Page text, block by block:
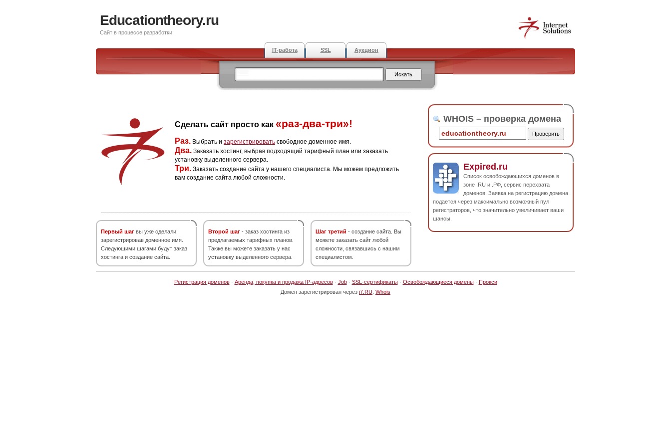
Educationtheory.ru
Сайт в процессе разработки
IT-работа SSL Аукцион
Сделать сайт просто как «раз-два-три»!
Раз. Выбрать и зарегистрировать свободное доменное имя.
Два. Заказать хостинг, выбрав подходящий тарифный план или заказать
установку выделенного сервера.
Три. Заказать создание сайта у нашего специалиста. Мы можем предложить
вам создание сайта любой сложности.
Первый шаг вы уже сделали,
зарегистрировав доменное имя.
Следующими шагами будут заказ
хостинга и создание сайта.
Второй шаг - заказ хостинга из
предлагаемых тарифных планов.
Также вы можете заказать у нас
установку выделенного сервера.
Шаг третий - создание сайта. Вы
можете заказать сайт любой
сложности, связавшись с нашим
специалистом.
WHOIS – проверка домена
Expired.ru
Список освобождающихся доменов в
зоне .RU и .РФ, сервис перехвата
доменов. Заявка на регистрацию домена
подается через максимально возможный пул
регистраторов, что значительно увеличивает ваши
шансы.
Регистрация доменов· Аренда, покупка и продажа IP-адресов· Job· SSL-сертификаты· Освобождающиеся домены· Прокси
Домен зарегистрирован через i7.RU Whois